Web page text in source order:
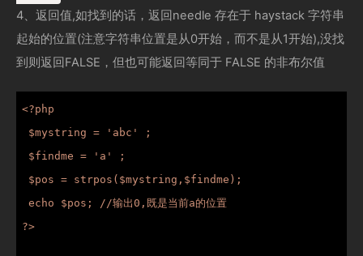
4、返回值,如找到的话，返回needle 存在于 haystack 字符串
起始的位置(注意字符串位置是从0开始，而不是从1开始),没找
到则返回FALSE，但也可能返回等同于 FALSE 的非布尔值
<?php
?>